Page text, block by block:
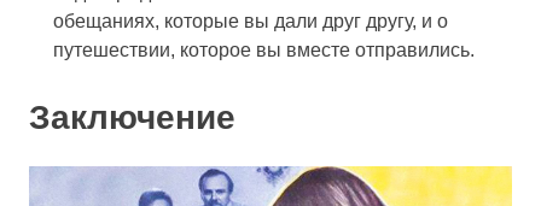
обещаниях, которые вы дали друг другу, и о
путешествии, которое вы вместе отправились.
Заключение